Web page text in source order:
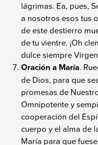
lágrimas. Ea, pues,
a nosotros esos tus
de este destierro
de tu vientre. ¡Oh
dulce siempre
Oración a María.
de Dios, para que
promesas de
Omnipotente y
cooperación del
cuerpo y el alma de
María para que